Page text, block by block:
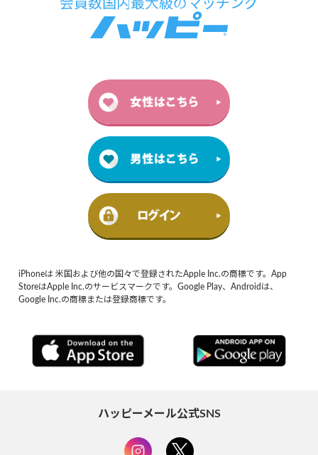
iPhoneは 米国および他の国々で登録されたApple Inc.の商標です。App
StoreはApple Inc.のサービスマークです。Google Play、Androidは、
Google Inc.の商標または登録商標です。
ハッピーメール公式SNS